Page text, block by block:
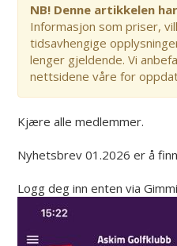
NB! Denne artikkelen
Informasjon som priser,
tidsavhengige
lenger gjeldende. Vi
nettsidene våre for
Kjære alle medlemmer.
Nyhetsbrev 01.2026 er å
Logg deg inn enten via